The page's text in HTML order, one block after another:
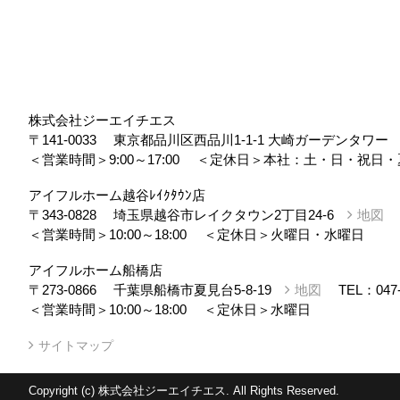
株式会社ジーエイチエス
〒141-0033
東京都品川区西品川1-1-1 大崎ガーデンタワ
＜営業時間＞9:00～17:00
＜定休日＞本社：土・日・祝日
アイフルホーム越谷ﾚｲｸﾀｳﾝ店
〒343-0828
埼玉県越谷市レイクタウン2丁目24-6 地図
＜営業時間＞10:00～18:00
＜定休日＞火曜日・水曜日
アイフルホーム船橋店
〒273-0866
千葉県船橋市夏見台5-8-19 地図 TEL：
＜営業時間＞10:00～18:00
＜定休日＞水曜日
サイトマップ
Copyright (c) 株式会社ジーエイチエス. All Rights Reserved.